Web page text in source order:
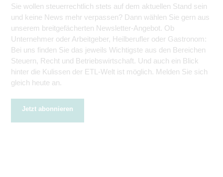
Sie wollen steuerrechtlich stets auf dem aktuellen Stand sein
und keine News mehr verpassen? Dann wählen Sie gern aus
unserem breitgefächerten Newsletter-Angebot. Ob
Unternehmer oder Arbeitgeber, Heilberufler oder Gastronom:
Bei uns finden Sie das jeweils Wichtigste aus den Bereichen
Steuern, Recht und Betriebswirtschaft. Und auch ein Blick
hinter die Kulissen der ETL-Welt ist möglich. Melden Sie sich
gleich heute an.
Jetzt abonnieren